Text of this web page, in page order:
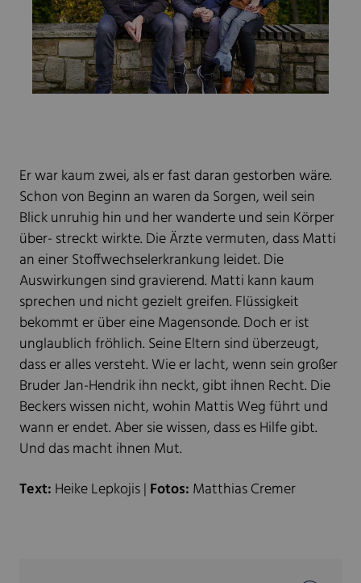
Er war kaum zwei, als er fast daran gestorben wäre.
Schon von Beginn an waren da Sorgen, weil sein
Blick unruhig hin und her wanderte und sein Körper
über- streckt wirkte. Die Ärzte vermuten, dass Matti
an einer Stoffwechselerkrankung leidet. Die
Auswirkungen sind gravierend. Matti kann kaum
sprechen und nicht gezielt greifen. Flüssigkeit
bekommt er über eine Magensonde. Doch er ist
unglaublich fröhlich. Seine Eltern sind überzeugt,
dass er alles versteht. Wie er lacht, wenn sein großer
Bruder Jan-Hendrik ihn neckt, gibt ihnen Recht. Die
Beckers wissen nicht, wohin Mattis Weg führt und
wann er endet. Aber sie wissen, dass es Hilfe gibt.
Und das macht ihnen Mut.
Text: Heike Lepkojis | Fotos: Matthias Cremer